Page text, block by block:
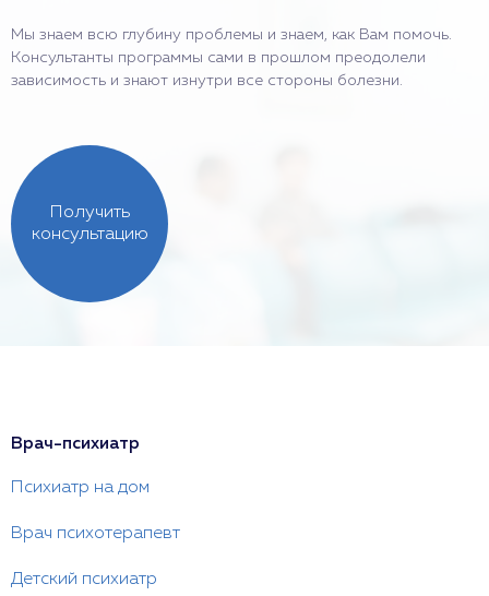
Мы знаем всю глубину проблемы и знаем, как Вам помочь.
Консультанты программы сами в прошлом преодолели
зависимость и знают изнутри все стороны болезни.
Получить
консультацию
Врач-психиатр
Психиатр на дом
Врач психотерапевт
Детский психиатр